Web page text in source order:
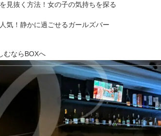
見抜く方法！女の子の気持ちを探る
気！静かに過ごせるガールズバー
むならBOXへ